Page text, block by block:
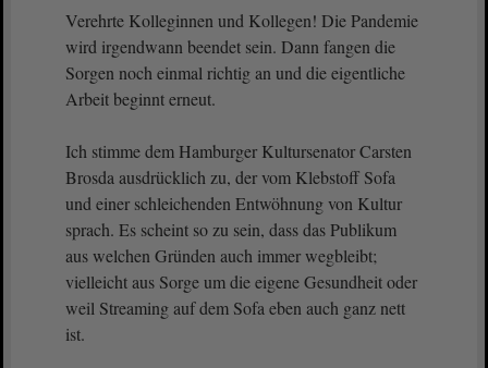
Verehrte Kolleginnen und Kollegen! Die Pandemie
wird irgendwann beendet sein. Dann fangen die
Sorgen noch einmal richtig an und die eigentliche
Arbeit beginnt erneut.
Ich stimme dem Hamburger Kultursenator Carsten
Brosda ausdrücklich zu, der vom Klebstoff Sofa
und einer schleichenden Entwöhnung von Kultur
sprach. Es scheint so zu sein, dass das Publikum
aus welchen Gründen auch immer wegbleibt;
vielleicht aus Sorge um die eigene Gesundheit oder
weil Streaming auf dem Sofa eben auch ganz nett
ist.